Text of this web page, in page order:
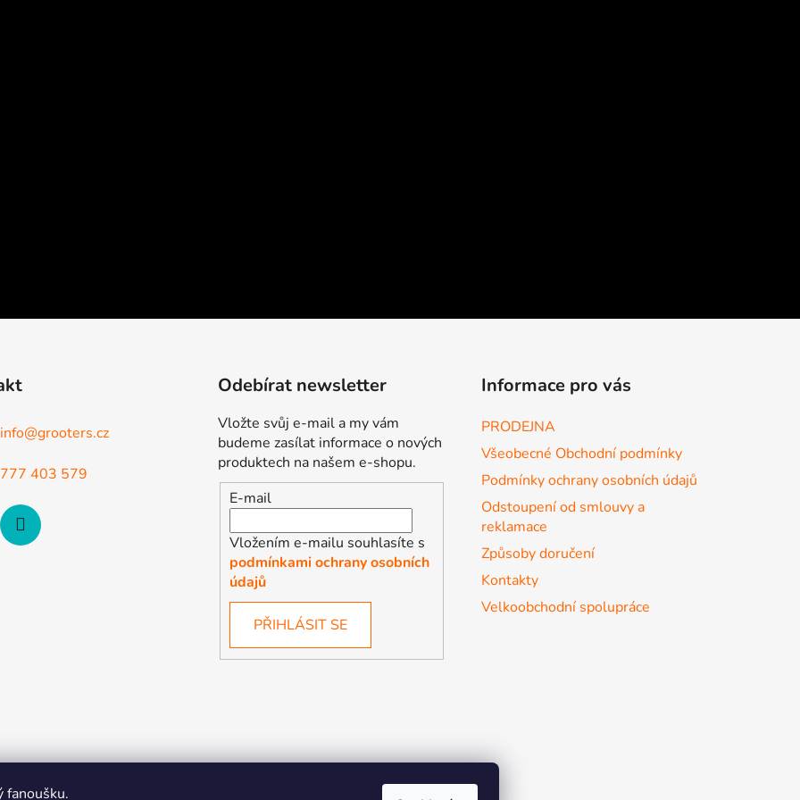
fanoušku.
info@grooters.cz
777 403 579
Odebírat newsletter
Vložte svůj e-mail a my vám
budeme zasílat informace o nových
produktech na našem e-shopu.
E-mail
Vložením e-mailu souhlasíte s
podmínkami ochrany osobních
údajů
PŘIHLÁSIT SE
Informace pro vás
PRODEJNA
Všeobecné Obchodní podmínky
Podmínky ochrany osobních údajů
Odstoupení od smlouvy a
reklamace
Způsoby doručení
Kontakty
Velkoobchodní spolupráce